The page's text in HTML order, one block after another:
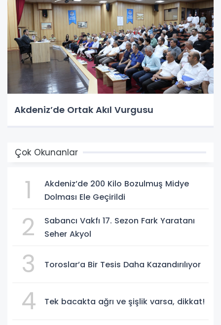
Akdeniz’de Ortak Akıl Vurgusu
Çok Okunanlar
1
Akdeniz’de 200 Kilo Bozulmuş Midye
Dolması Ele Geçirildi
2
Sabancı Vakfı 17. Sezon Fark Yaratanı
Seher Akyol
3 Toroslar’a Bir Tesis Daha Kazandırılıyor
4 Tek bacakta ağrı ve şişlik varsa, dikkat!